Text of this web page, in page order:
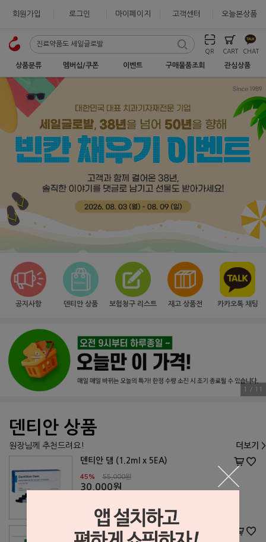
회원가입 로그인 마이페이지 고객센터 오늘본상품
QR CART CHAT
상품분류 멤버십/쿠폰 이벤트 구매물품조회 관심상품
공지사항 덴티안 상품 보험청구 리스트 재고 상품전 카카오톡 채팅
1 / 11
덴티안 상품
원장님께 추천드려요!
더보기 >
덴티안 댐 (1.2ml x 5EA)
45% 55,000원
30,000원
덴티안 대공포 V자형 (70cm x 1m)